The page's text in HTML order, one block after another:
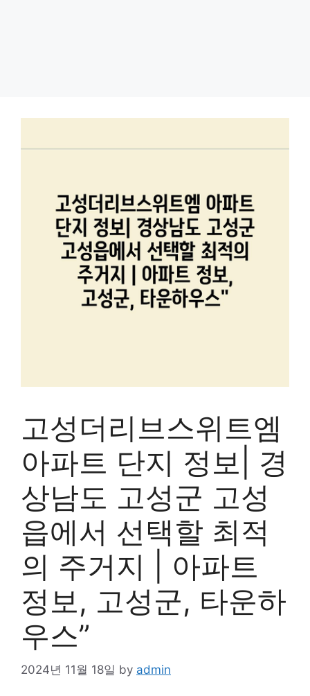
고성더리브스위트엠
아파트 단지 정보| 경
상남도 고성군 고성
읍에서 선택할 최적
의 주거지 | 아파트
정보, 고성군, 타운하
우스”
2024년 11월 18일 by admin